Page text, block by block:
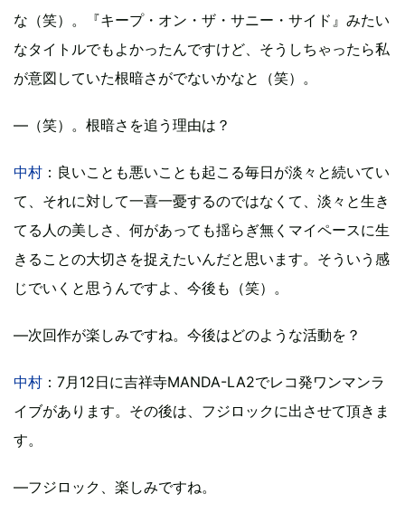
な（笑）。『キープ・オン・ザ・サニー・サイド』みたい
なタイトルでもよかったんですけど、そうしちゃったら私
が意図していた根暗さがでないかなと（笑）。
―（笑）。根暗さを追う理由は？
中村 ：良いことも悪いことも起こる毎日が淡々と続いてい
て、それに対して一喜一憂するのではなくて、淡々と生き
てる人の美しさ、何があっても揺らぎ無くマイペースに生
きることの大切さを捉えたいんだと思います。そういう感
じでいくと思うんですよ、今後も（笑）。
―次回作が楽しみですね。今後はどのような活動を？
中村 ：7月12日に吉祥寺MANDA-LA2でレコ発ワンマンラ
イブがあります。その後は、フジロックに出させて頂きま
す。
―フジロック、楽しみですね。